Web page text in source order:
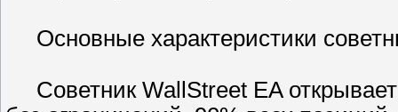
Основные характеристики
Советник WallStreet EA